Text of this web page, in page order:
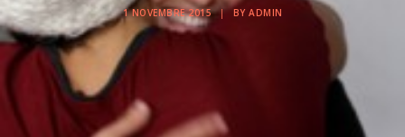
RECHERCHE
1 NOVEMBRE 2015 | BY ADMIN